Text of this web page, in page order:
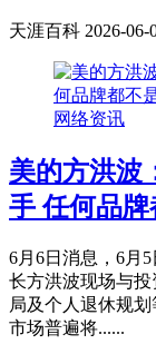
天涯百科 2026-06-
网络资讯
美的方洪波
手 任何品
6月6日消息，6月
长方洪波现场与
局及个人退休规
市场普遍将......